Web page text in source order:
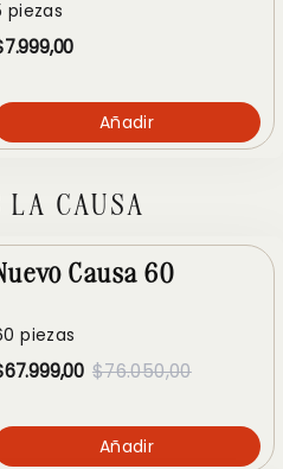
piezas
Añadir
LA CAUSA
Causa 60
piezas
$76.050,00
Añadir